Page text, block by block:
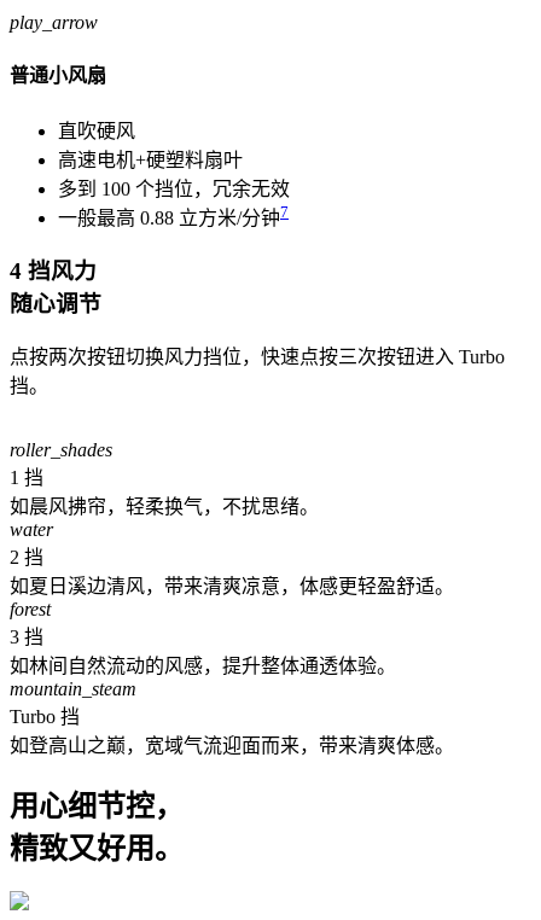
play_arrow
普通小风扇
直吹硬风
高速电机+硬塑料扇叶
多到 100 个挡位，冗余无效
一般最高 0.88 立方米/分钟7
4 挡风力
随心调节
点按两次按钮切换风力挡位，快速点按三次按钮进入 Turbo
挡。
roller_shades
1 挡
如晨风拂帘，轻柔换气，不扰思绪。
water
2 挡
如夏日溪边清风，带来清爽凉意，体感更轻盈舒适。
forest
3 挡
如林间自然流动的风感，提升整体通透体验。
mountain_steam
Turbo 挡
如登高山之巅，宽域气流迎面而来，带来清爽体感。
用心细节控，
精致又好用。